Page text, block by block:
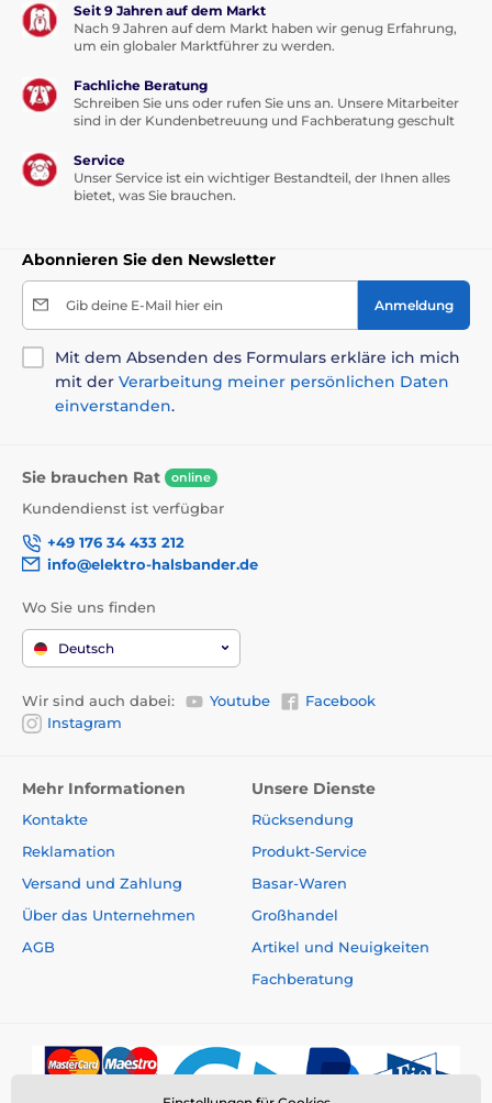
Seit 9 Jahren auf dem Markt
Nach 9 Jahren auf dem Markt haben wir genug Erfahrung,
um ein globaler Marktführer zu werden.
Fachliche Beratung
Schreiben Sie uns oder rufen Sie uns an. Unsere Mitarbeiter
sind in der Kundenbetreuung und Fachberatung geschult
Service
Unser Service ist ein wichtiger Bestandteil, der Ihnen alles
bietet, was Sie brauchen.
Abonnieren Sie den Newsletter
Gib deine E-Mail hier ein Anmeldung
Mit dem Absenden des Formulars erkläre ich mich
mit der Verarbeitung meiner persönlichen Daten
einverstanden.
Sie brauchen Rat online
Kundendienst ist verfügbar
+49 176 34 433 212
info@elektro-halsbander.de
Wo Sie uns finden
Deutsch
Wir sind auch dabei: Youtube
Facebook
Instagram
Mehr Informationen
Kontakte
Reklamation
Versand und Zahlung
Über das Unternehmen
AGB
Unsere Dienste
Rücksendung
Produkt-Service
Basar-Waren
Großhandel
Artikel und Neuigkeiten
Fachberatung